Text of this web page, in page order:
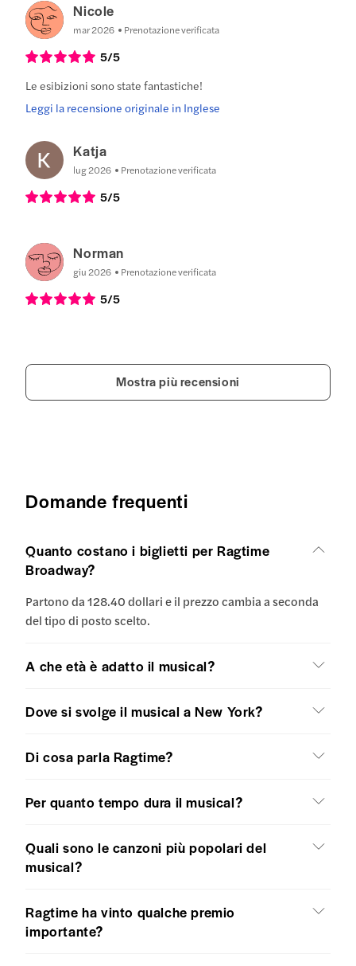
Nicole
mar 2026 Prenotazione verificata
5/5
Le esibizioni sono state fantastiche!
Leggi la recensione originale in Inglese
Katja
lug 2026 Prenotazione verificata
5/5
Norman
giu 2026 Prenotazione verificata
5/5
Mostra più recensioni
Domande frequenti
Quanto costano i biglietti per Ragtime
Broadway?
Partono da 128.40 dollari e il prezzo cambia a seconda
del tipo di posto scelto.
A che età è adatto il musical?
Dove si svolge il musical a New York?
Di cosa parla Ragtime?
Per quanto tempo dura il musical?
Quali sono le canzoni più popolari del
musical?
Ragtime ha vinto qualche premio
importante?